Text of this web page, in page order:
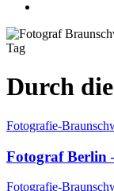
Tag
Durch
Fotografie-
Fotograf Berlin
Fotografie-